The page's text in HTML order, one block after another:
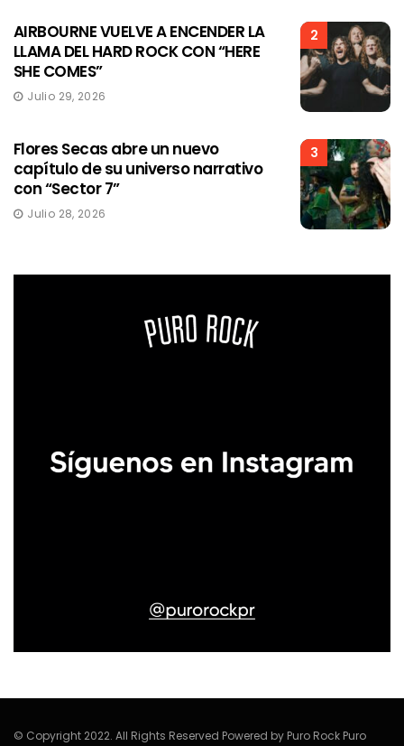
2
AIRBOURNE VUELVE A ENCENDER LA
LLAMA DEL HARD ROCK CON “HERE
SHE COMES”
Julio 29, 2026
3
Flores Secas abre un nuevo
capítulo de su universo narrativo
con “Sector 7”
Julio 28, 2026
© Copyright 2022. All Rights Reserved Powered by Puro Rock Puro